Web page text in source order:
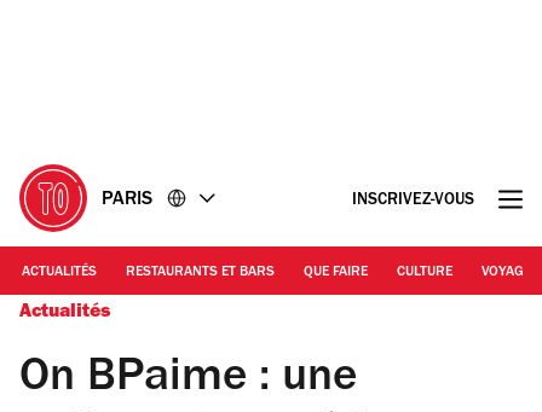
PARIS INSCRIVEZ-VOUS
ACTUALITÉS RESTAURANTS ET BARS QUE FAIRE CULTURE VOYAGE
Actualités
On BPaime : une